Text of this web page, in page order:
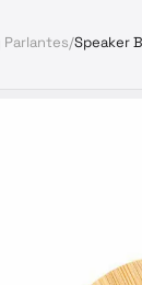
/Speaker